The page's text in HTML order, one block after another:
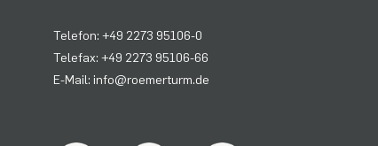
Telefon: +49 2273 95106-0
Telefax: +49 2273 95106-66
E-Mail: info@roemerturm.de